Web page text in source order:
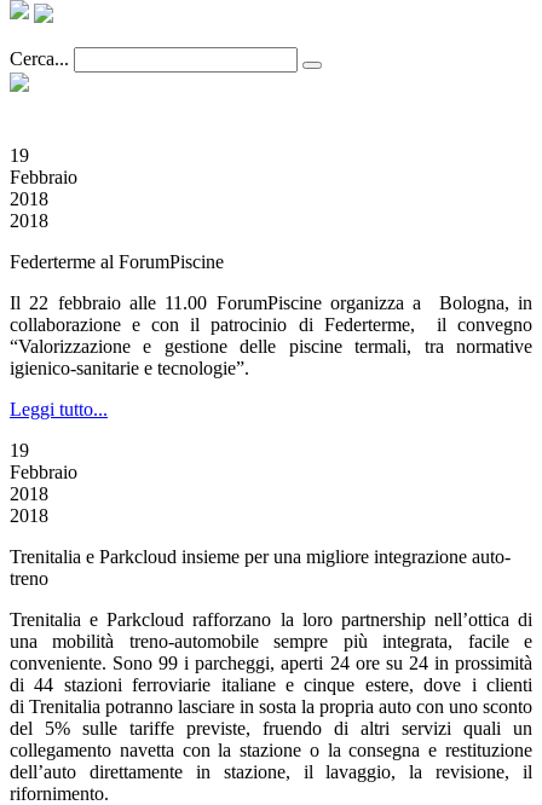
Cerca...
19
Febbraio
2018
2018
Federterme al ForumPiscine
Il 22 febbraio alle 11.00 ForumPiscine organizza a Bologna, in
collaborazione e con il patrocinio di Federterme, il convegno
“Valorizzazione e gestione delle piscine termali, tra normative
igienico-sanitarie e tecnologie”.
Leggi tutto...
19
Febbraio
2018
2018
Trenitalia e Parkcloud insieme per una migliore integrazione auto-
treno
Trenitalia e Parkcloud rafforzano la loro partnership nell’ottica di
una mobilità treno-automobile sempre più integrata, facile e
conveniente. Sono 99 i parcheggi, aperti 24 ore su 24 in prossimità
di 44 stazioni ferroviarie italiane e cinque estere, dove i clienti
di Trenitalia potranno lasciare in sosta la propria auto con uno sconto
del 5% sulle tariffe previste, fruendo di altri servizi quali un
collegamento navetta con la stazione o la consegna e restituzione
dell’auto direttamente in stazione, il lavaggio, la revisione, il
rifornimento.